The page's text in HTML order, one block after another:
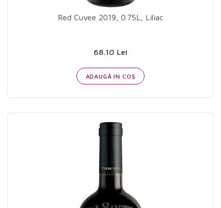
Red Cuvee 2019, 0.75L, Liliac
68.10 Lei
ADAUGĂ IN COŞ